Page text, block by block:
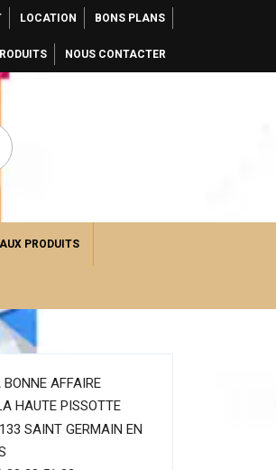
LOCATION BONS PLANS
NOUS CONTACTER
PRODUITS
BONNE AFFAIRE
HAUTE PISSOTTE
SAINT GERMAIN EN